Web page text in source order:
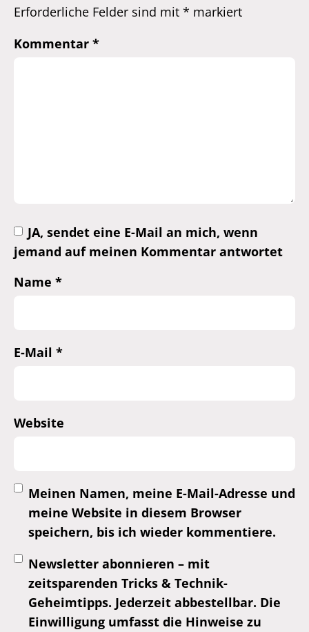
Erforderliche Felder sind mit * markiert
Kommentar *
JA, sendet eine E-Mail an mich, wenn
jemand auf meinen Kommentar antwortet
Name *
E-Mail *
Website
Meinen Namen, meine E-Mail-Adresse und
meine Website in diesem Browser
speichern, bis ich wieder kommentiere.
Newsletter abonnieren – mit
zeitsparenden Tricks & Technik-
Geheimtipps. Jederzeit abbestellbar. Die
Einwilligung umfasst die Hinweise zu